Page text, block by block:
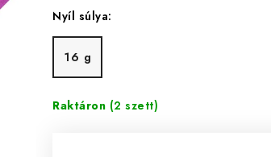
Nyíl súlya:
16 g
Raktáron (2 szett)